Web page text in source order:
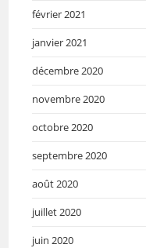
février 2021
janvier 2021
décembre 2020
novembre 2020
octobre 2020
septembre 2020
août 2020
juillet 2020
juin 2020